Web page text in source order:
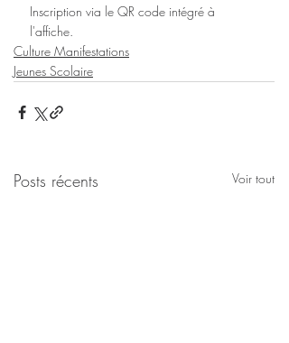
Inscription via le QR code intégré à
l'affiche.
Culture Manifestations
Jeunes Scolaire
Posts récents Voir tout